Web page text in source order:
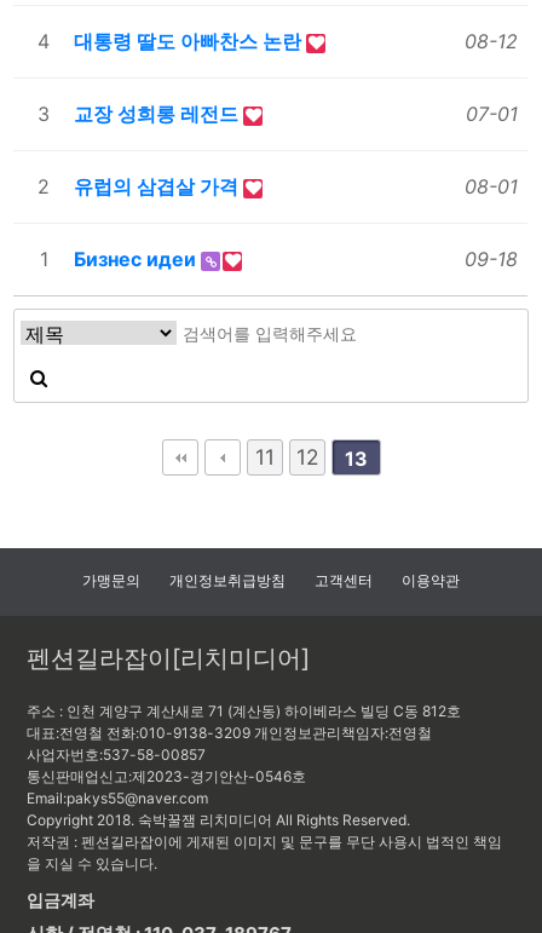
4 대통령 딸도 아빠찬스 논란 08-12
3 교장 성희롱 레전드 07-01
2 유럽의 삼겹살 가격 08-01
1 Бизнес идеи 09-18
11 12 13
가맹문의 개인정보취급방침 고객센터 이용약관
펜션길라잡이[리치미디어]
주소 : 인천 계양구 계산새로 71 (계산동) 하이베라스 빌딩 C동 812호
대표:전영철 전화:010-9138-3209 개인정보관리책임자:전영철
사업자번호:537-58-00857
통신판매업신고:제2023-경기안산-0546호
Email:pakys55@naver.com
Copyright 2018. 숙박꿀잼 리치미디어 All Rights Reserved.
저작권 : 펜션길라잡이에 게재된 이미지 및 문구를 무단 사용시 법적인 책임
을 지실 수 있습니다.
입금계좌